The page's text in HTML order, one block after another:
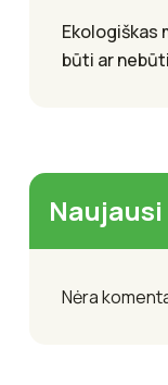
Ekologiškas
būti ar
Nėra